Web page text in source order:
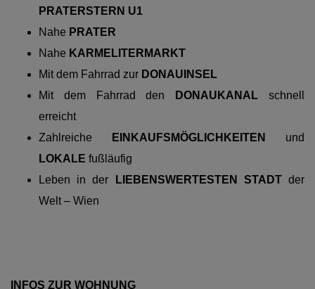
PRATERSTERN U1
Nahe PRATER
Nahe KARMELITERMARKT
Mit dem Fahrrad zur DONAUINSEL
Mit dem Fahrrad den
DONAUKANAL
schnell
erreicht
Zahlreiche
EINKAUFSMÖGLICHKEITEN
und
LOKALE fußläufig
Leben in der
LIEBENSWERTESTEN STADTder
Welt – Wien
INFOS ZUR WOHNUNG